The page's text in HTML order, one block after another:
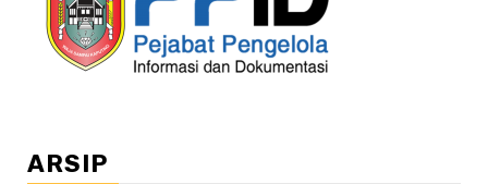
ARSIP